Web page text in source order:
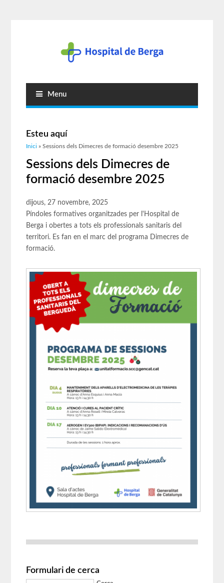
Menu
Esteu aquí
Inici » Sessions dels Dimecres de formació desembre 2025
Sessions dels Dimecres de
formació desembre 2025
dijous, 27 novembre, 2025
Píndoles formatives organitzades per l'Hospital de
Berga i obertes a tots els professionals sanitaris del
territori. Es fan en el marc del programa Dimecres de
formació.
Formulari de cerca